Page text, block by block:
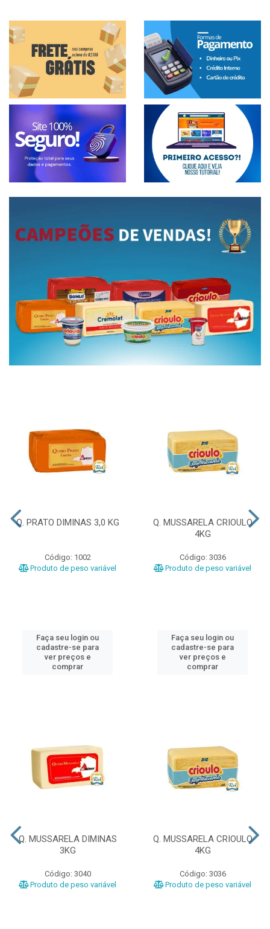
Q. PRATO DIMINAS 3,0 KG
Código: 1002
Produto de peso variável
Faça seu login ou
cadastre-se para
ver preços e
comprar
Q. MUSSARELA CRIOULO
4KG
Código: 3036
Produto de peso variável
Faça seu login ou
cadastre-se para
ver preços e
comprar
Q. MUSSARELA DIMINAS
3KG
Código: 3040
Produto de peso variável
Q. MUSSARELA CRIOULO
4KG
Código: 3036
Produto de peso variável